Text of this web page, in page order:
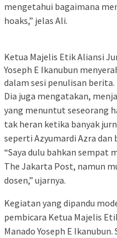
mengetahui bagaimana
hoaks,” jelas Ali.
Ketua Majelis Etik Aliansi
Yoseph E Ikanubun
dalam sesi penulisan berita.
Dia juga mengatakan,
yang menuntut seseorang
tak heran ketika banyak
seperti Azyumardi Azra
“Saya dulu bahkan sempat
The Jakarta Post, namun
dosen,” ujarnya.
Kegiatan yang dipandu
pembicara Ketua Majelis
Manado Yoseph E